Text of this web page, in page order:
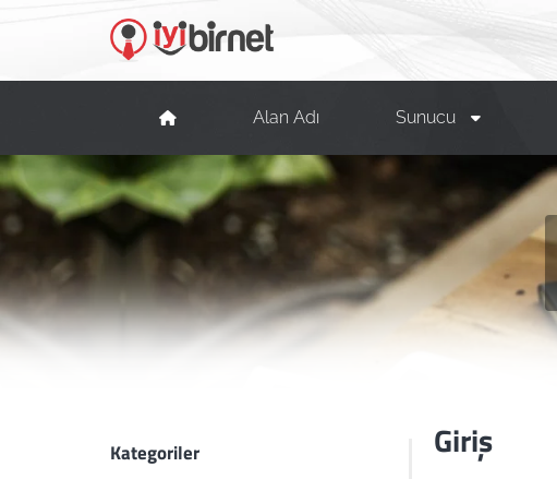
Alan Adı Sunucu
Giriş
Kategoriler